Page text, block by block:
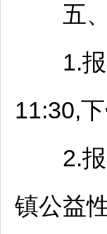
五、
1.报
11:30,
2.报
镇公益